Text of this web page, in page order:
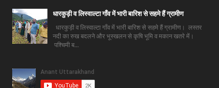
धारकुड़ी व लिस्वाल्टा गाँव में भारी बारिश से सहमे हैं ग्रामीण
धारकुड़ी व लिस्वाल्टा गाँव में भारी बारिश से सहमे हैं ग्रामीण। लस्तर
नदी का रुख बदलने और भूस्खलन से कृषि भूमि व मकान खतरे में।
पश्चिमी ब...